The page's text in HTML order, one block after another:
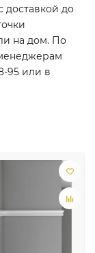
до
на дом. По
95 или в